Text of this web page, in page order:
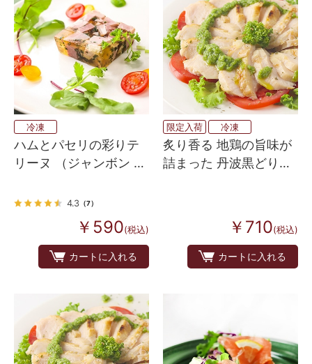
冷凍
ハムとパセリの彩りテ
リーヌ （ジャンボン ペ
4.3 （7）
￥590(税込)
カートに入れる
限定入荷 冷凍
炙り香る 地鶏の旨味が
詰まった 丹波黒どりし
￥710(税込)
カートに入れる